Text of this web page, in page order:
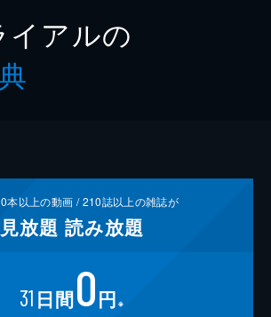
イアルの
本以上の動画 /210誌以上の雑誌が
見放題 読み放題
31 日間0円 ※